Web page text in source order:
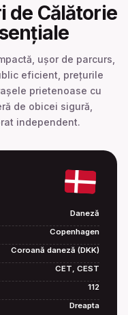
de Călătorie
ușor de parcurs,
eficient, prețurile
prietenoase cu
de obicei sigură,
independent.
Daneză
Copenhagen
Coroană daneză (DKK)
CET, CEST
112
Dreapta